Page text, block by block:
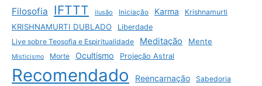
Filosofia IFTTT ilusão Iniciação Karma Krishnamurti
KRISHNAMURTI DUBLADO
Liberdade
Live sobre Teosofia e Espiritualidade
Meditação Mente
Misticismo Morte Ocultismo Projeção Astral
Recomendado Reencarnação Sabedoria